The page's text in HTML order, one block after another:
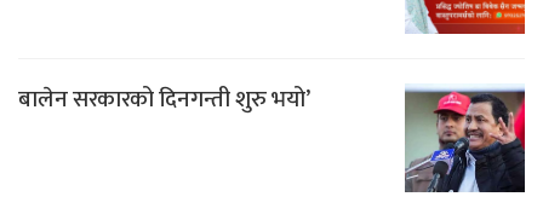
बालेन सरकारको दिनगन्ती शुरु भयो’